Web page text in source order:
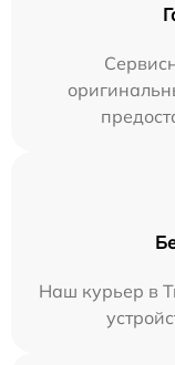
Наш курьер в